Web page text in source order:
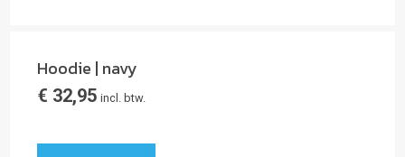
Hoodie | navy
€ 32,95 incl. btw.